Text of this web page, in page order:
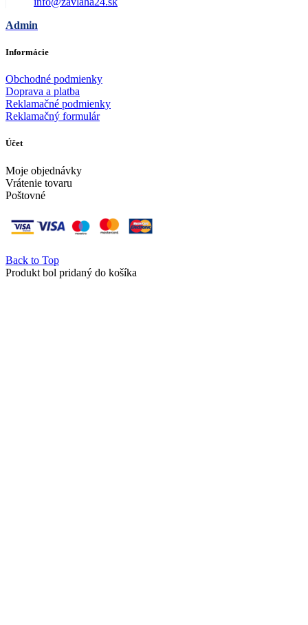
Admin
Informácie
Obchodné podmienky
Doprava a platba
Reklamačné podmienky
Reklamačný formulár
Účet
Moje objednávky
Vrátenie tovaru
Poštovné
Back to Top
Produkt bol pridaný do košíka